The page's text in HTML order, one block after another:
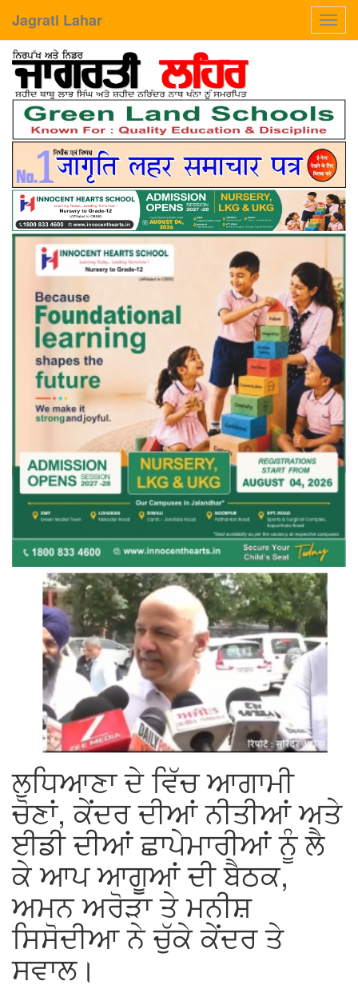
Jagrati Lahar
ਲੁਧਿਆਣਾ ਦੇ ਵਿੱਚ ਆਗਾਮੀ
ਚੋਣਾਂ, ਕੇਂਦਰ ਦੀਆਂ ਨੀਤੀਆਂ ਅਤੇ
ਈਡੀ ਦੀਆਂ ਛਾਪੇਮਾਰੀਆਂ ਨੂੰ ਲੈ
ਕੇ ਆਪ ਆਗੂਆਂ ਦੀ ਬੈਠਕ,
ਅਮਨ ਅਰੋੜਾ ਤੇ ਮਨੀਸ਼
ਸਿਸੋਦੀਆ ਨੇ ਚੁੱਕੇ ਕੇਂਦਰ ਤੇ
ਸਵਾਲ।